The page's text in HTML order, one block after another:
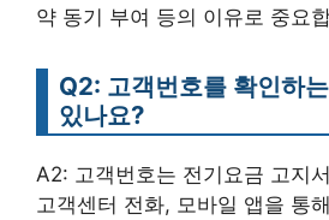
약 동기 부여 등의 이유로 중요
Q2: 고객번호를 확인하
있나요?
A2: 고객번호는 전기요금 고지
고객센터 전화, 모바일 앱을 통